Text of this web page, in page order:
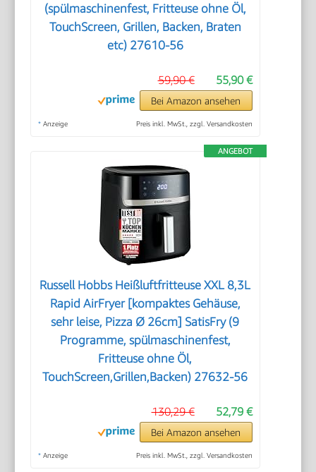
(spülmaschinenfest, Fritteuse ohne Öl,
TouchScreen, Grillen, Backen, Braten
etc) 27610-56
55,90 €
59,90 €
Bei Amazon ansehen
* Anzeige Preis inkl. MwSt., zzgl. Versandkosten
ANGEBOT
Russell Hobbs Heißluftfritteuse XXL 8,3L
Rapid AirFryer [kompaktes Gehäuse,
sehr leise, Pizza Ø 26cm] SatisFry (9
Programme, spülmaschinenfest,
Fritteuse ohne Öl,
TouchScreen,Grillen,Backen) 27632-56
52,79 €
130,29 €
Bei Amazon ansehen
* Anzeige Preis inkl. MwSt., zzgl. Versandkosten